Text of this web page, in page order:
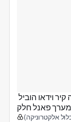
מערך פאנל חלק
אלקטרוניקה)